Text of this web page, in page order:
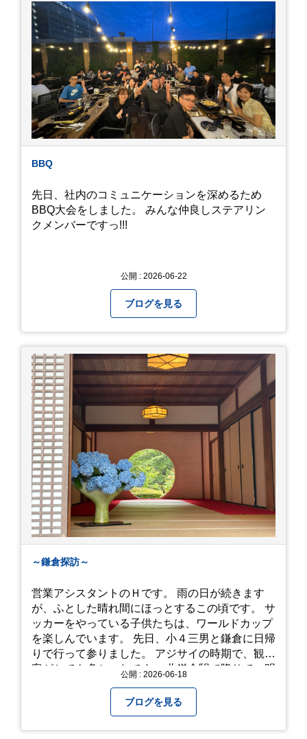
とは別にしたいのですが、トンボに かえるところ
が見たくて飼ってみました。 が、途中までかえり
そうでしたが、だめなようでした。 秋にはたくさ
んのトンボが飛んでいますが、自然の中で成虫に
かえるというのは厳しいんだなと 実感しました。
私たち、生かされている以上、一所懸命何かをし
ないともったいないなと メダカのお池のトンボか
ら教えていただきました。
BBQ
先日、社内のコミュニケーションを深めるため
BBQ大会をしました。 みんな仲良しステアリン
クメンバーですっ!!!
公開 : 2026-06-22
ブログを見る
～鎌倉探訪～
営業アシスタントのＨです。 雨の日が続きます
が、ふとした晴れ間にほっとするこの頃です。 サ
ッカーをやっている子供たちは、ワールドカップ
を楽しんでいます。 先日、小４三男と鎌倉に日帰
りで行って参りました。 アジサイの時期で、観光
客がとても多かったです。 北鎌倉駅で降りて、明
器を購入⇒お昼ご飯⇒鶴岡八幡宮⇒江ノ電で大仏
へ。 江ノ島は時間切れで断念！ 明月院のアジサ
イは白にフチが紫のが特に素敵だと思いました。
公開 : 2026-06-18
ブログを見る